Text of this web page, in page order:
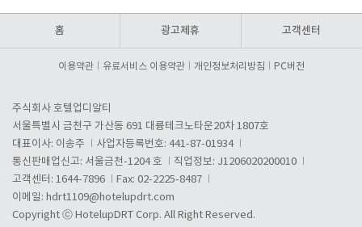
홈 광고제휴 고객센터
이용약관 유료서비스 이용약관 개인정보처리방침 PC버전
주식회사 호텔업디알티
서울특별시 금천구 가산동 691 대륭테크노타운20차 1807호
대표이사: 이송주
사업자등록번호: 441-87-01934
통신판매업신고: 서울금천-1204 호
직업정보: J1206020200010
고객센터: 1644-7896
Fax: 02-2225-8487
이메일: hdrt1109@hotelupdrt.com
Copyright ⓒ HotelupDRT Corp. All Right Reserved.